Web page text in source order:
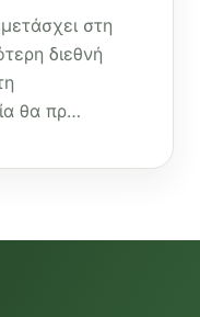
στη
διεθνή
θα πρ…